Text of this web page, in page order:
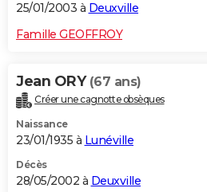
25/01/2003 à Deuxville
Famille GEOFFROY
Jean ORY (67 ans)
Créer une cagnotte obsèques
Naissance
23/01/1935 à Lunéville
Décès
28/05/2002 à Deuxville